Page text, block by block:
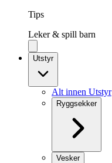
Tips
Leker & spill barn
Utstyr
Alt innen Utstyr
Ryggsekker
Vesker